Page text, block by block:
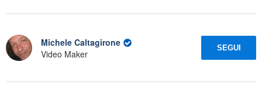
Michele Caltagirone
Video Maker
SEGUI